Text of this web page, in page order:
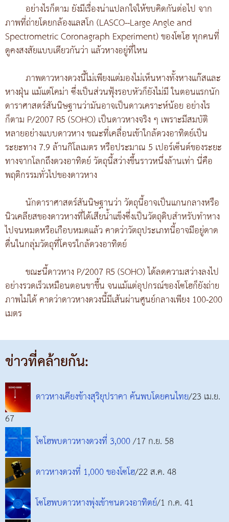
อย่างไรก็ตาม ยังมีเรื่องน่าแปลกใจให้ขบคิดกันต่อไป จาก
ภาพที่ถ่ายโดยกล้องแลสโก (LASCO--Large Angle and
Spectrometric Coronagraph Experiment) ของโซโฮ ทุกคนที่
ดูคงสงสัยแบบเดียวกันว่า แล้วหางอยู่ที่ไหน
ภาพดาวหางดวงนี้ไม่เพียงแต่มองไม่เห็นหางทั้งหางแก๊สและ
หางฝุ่น แม้แต่โคม่า ซึ่งเป็นส่วนฟุ้งรอบหัวก็ยังไม่มี ในตอนแรกนัก
ดาราศาสตร์สันนิษฐานว่ามันอาจเป็นดาวเคราะห์น้อย อย่างไร
ก็ตาม P/2007 R5 (SOHO) เป็นดาวหางจริง ๆ เพราะมีสมบัติ
หลายอย่างแบบดาวหาง ขณะที่เคลื่อนเข้าใกล้ดวงอาทิตย์เป็น
ระยะทาง 7.9 ล้านกิโลเมตร หรือประมาณ 5 เปอร์เซ็นต์ของระยะ
ทางจากโลกถึงดวงอาทิตย์ วัตถุนี้สว่างขึ้นราวหนึ่งล้านเท่า นี่คือ
พฤติกรรมทั่วไปของดาวหาง
นักดาราศาสตร์สันนิษฐานว่า วัตถุนี้อาจเป็นแกนกลางหรือ
นิวเคลียสของดาวหางที่ได้เสียน้ำแข็งซึ่งเป็นวัตถุดิบสำหรับทำหาง
ไปจนหมดหรือเกือบหมดแล้ว คาดว่าวัตถุประเภทนี้อาจมีอยู่ดาด
ดื่นในกลุ่มวัตถุที่โคจรใกล้ดวงอาทิตย์
ขณะนี้ดาวหาง P/2007 R5 (SOHO) ได้ลดความสว่างลงไป
อย่างรวดเร็วเหมือนตอนขาขึ้น จนแม้แต่อุปกรณ์ของโซโฮก็ยังถ่าย
ภาพไม่ได้ คาดว่าดาวหางดวงนี้มีเส้นผ่านศูนย์กลางเพียง 100-200
เมตร
ข่าวที่คล้ายกัน:
ดาวหางเคียงข้างสุริยุปราคา ค้นพบโดยคนไทย/23 เม.ย.
67
โซโฮพบดาวหางดวงที่ 3,000/17 ก.ย. 58
ดาวหางดวงที่ 1,000 ของโซโฮ/22 ส.ค. 48
โซโฮพบดาวหางพุ่งเข้าชนดวงอาทิตย์/1 ก.ค. 41